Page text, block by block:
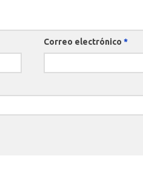
Correo electrónico*